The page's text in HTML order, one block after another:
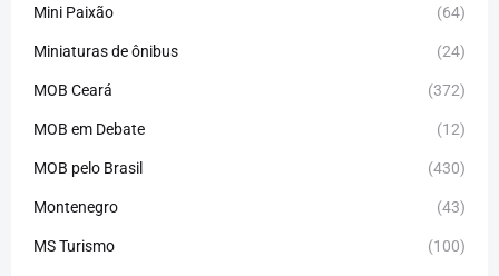
Mini Paixão (64)
Miniaturas de ônibus (24)
MOB Ceará (372)
MOB em Debate (12)
MOB pelo Brasil (430)
Montenegro (43)
MS Turismo (100)